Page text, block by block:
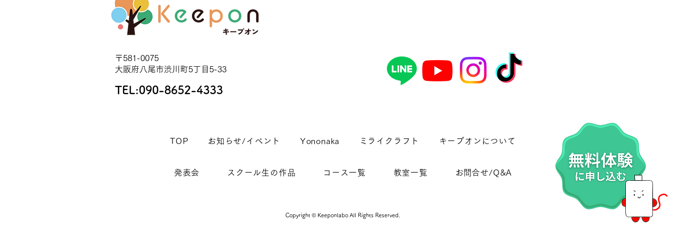
〒581-0075
大阪府八尾市渋川町5丁目5-33
TEL:090-8652-4333
TOP お知らせ/イベント Yononaka ミライクラフト キープオンについて
発表会 スクール生の作品 コース一覧 教室一覧 ​お問合せ/Q&A
Copyright © Keeponlabo All Rights Reserved.